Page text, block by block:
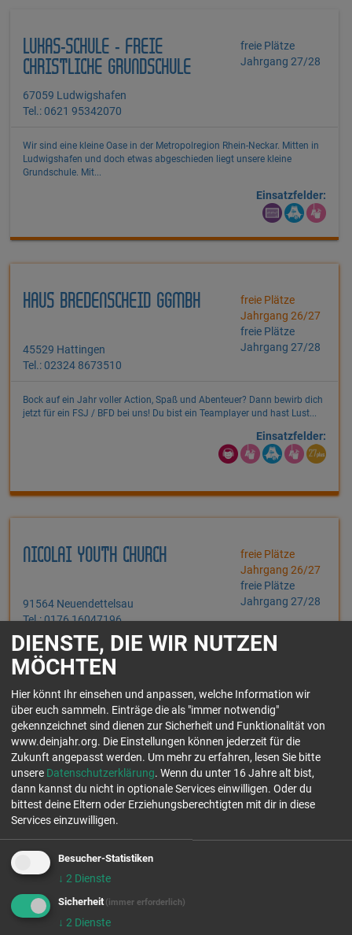
LUKAS-SCHULE - FREIE
CHRISTLICHE GRUNDSCHULE
67059 Ludwigshafen
Tel.: 0621 95342070
freie Plätze
Jahrgang 27/28
Wir sind eine kleine Oase in der Metropolregion Rhein-Neckar. Mitten in
Ludwigshafen und doch etwas abgeschieden liegt unsere kleine
Grundschule. Mit...
Einsatzfelder:
HAUS BREDENSCHEID GGMBH
45529 Hattingen
Tel.: 02324 8673510
freie Plätze
Jahrgang 26/27
freie Plätze
Jahrgang 27/28
Bock auf ein Jahr voller Action, Spaß und Abenteuer? Dann bewirb dich
jetzt für ein FSJ / BFD bei uns! Du bist ein Teamplayer und hast Lust...
Einsatzfelder:
NICOLAI YOUTH CHURCH
91564 Neuendettelsau
Tel.: 0176 16047196
freie Plätze
Jahrgang 26/27
freie Plätze
Jahrgang 27/28
In der Nikolai Youth Church kannst du erleben, was es heißt Kirche von
Jugendlichen für Jugendliche zu gestalten. In deinem Freiwilligendie...
Einsatzfelder:
ICF SCHWARZWALD-BODENSEE
E.V. - STANDORT: ICF
FREIBURG
79114 Freiburg
Tel.: 0177 7167428
freie Plätze
freie Plätze
Das ICF Schwarzwald-Bodensee ist eine junge dynamische Kirche am
DIENSTE, DIE WIR NUTZEN
MÖCHTEN
Hier könnt Ihr einsehen und anpassen, welche Information wir
über euch sammeln. Einträge die als "immer notwendig"
gekennzeichnet sind dienen zur Sicherheit und Funktionalität von
www.deinjahr.org. Die Einstellungen können jederzeit für die
Zukunft angepasst werden. Um mehr zu erfahren, lesen Sie bitte
unsere Datenschutzerklärung. Wenn du unter 16 Jahre alt bist,
dann kannst du nicht in optionale Services einwilligen. Oder du
bittest deine Eltern oder Erziehungsberechtigten mit dir in diese
Services einzuwilligen.
Besucher-Statistiken
↓ 2 Dienste
Sicherheit (immer erforderlich)
↓ 2 Dienste